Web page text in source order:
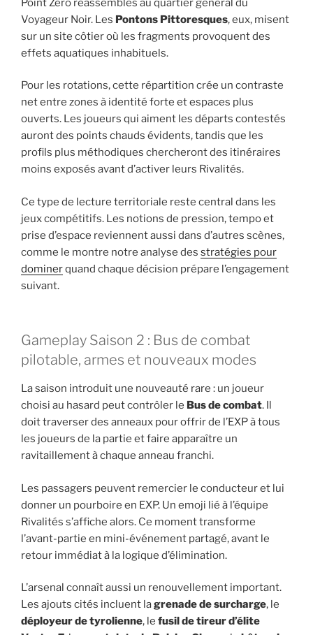
Voyageur Noir. Les Pontons Pittoresques, eux, misent
sur un site côtier où les fragments provoquent des
effets aquatiques inhabituels.
Pour les rotations, cette répartition crée un contraste
net entre zones à identité forte et espaces plus
ouverts. Les joueurs qui aiment les départs contestés
auront des points chauds évidents, tandis que les
profils plus méthodiques chercheront des itinéraires
moins exposés avant d’activer leurs Rivalités.
Ce type de lecture territoriale reste central dans les
jeux compétitifs. Les notions de pression, tempo et
prise d’espace reviennent aussi dans d’autres scènes,
comme le montre notre analyse des stratégies pour
dominerquand chaque décision prépare l’engagement
suivant.
Gameplay Saison 2 : Bus de combat
pilotable, armes et nouveaux modes
La saison introduit une nouveauté rare : un joueur
choisi au hasard peut contrôler le Bus de combat. Il
doit traverser des anneaux pour offrir de l’EXP à tous
les joueurs de la partie et faire apparaître un
ravitaillement à chaque anneau franchi.
Les passagers peuvent remercier le conducteur et lui
donner un pourboire en EXP. Un emoji lié à l’équipe
Rivalités s’affiche alors. Ce moment transforme
l’avant-partie en mini-événement partagé, avant le
retour immédiat à la logique d’élimination.
L’arsenal connaît aussi un renouvellement important.
Les ajouts cités incluent lagrenade de surcharge, le
déployeur de tyrolienne, le fusil de tireur d’élite